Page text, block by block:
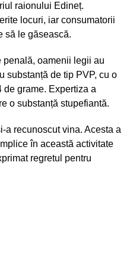
raionului Edineț.
locuri, iar consumatorii
să le găsească.
penală, oamenii legii au
substanță de tip PVP, cu o
de grame. Expertiza a
o substanță stupefiantă.
a recunoscut vina. Acesta a
în această activitate
regretul pentru